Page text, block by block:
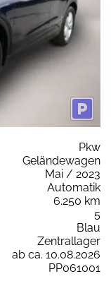
Pkw
Geländewagen
Mai / 2023
Automatik
6.250 km
5
Blau
Zentrallager
ab ca. 10.08.2026
PP061001